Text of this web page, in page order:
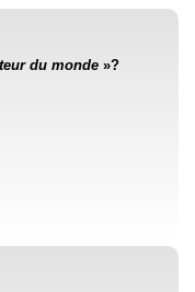
du monde »?